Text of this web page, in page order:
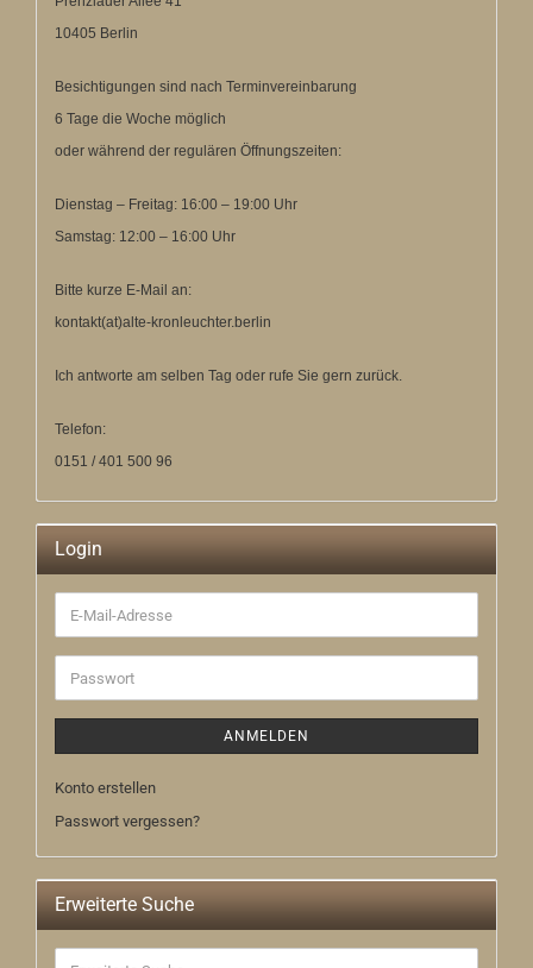
10405 Berlin
Besichtigungen sind nach Terminvereinbarung
6 Tage die Woche möglich
oder während der regulären Öffnungszeiten:
Dienstag – Freitag: 16:00 – 19:00 Uhr
Samstag: 12:00 – 16:00 Uhr
Bitte kurze E-Mail an:
kontakt(at)alte-kronleuchter.berlin
Ich antworte am selben Tag oder rufe Sie gern zurück.
Telefon:
0151 / 401 500 96
Login
E-
Mail-
Adresse
Passwort
ANMELDEN
Konto erstellen
Passwort vergessen?
Erweiterte Suche